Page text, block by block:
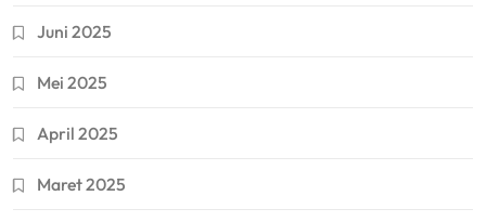
Juni 2025
Mei 2025
April 2025
Maret 2025